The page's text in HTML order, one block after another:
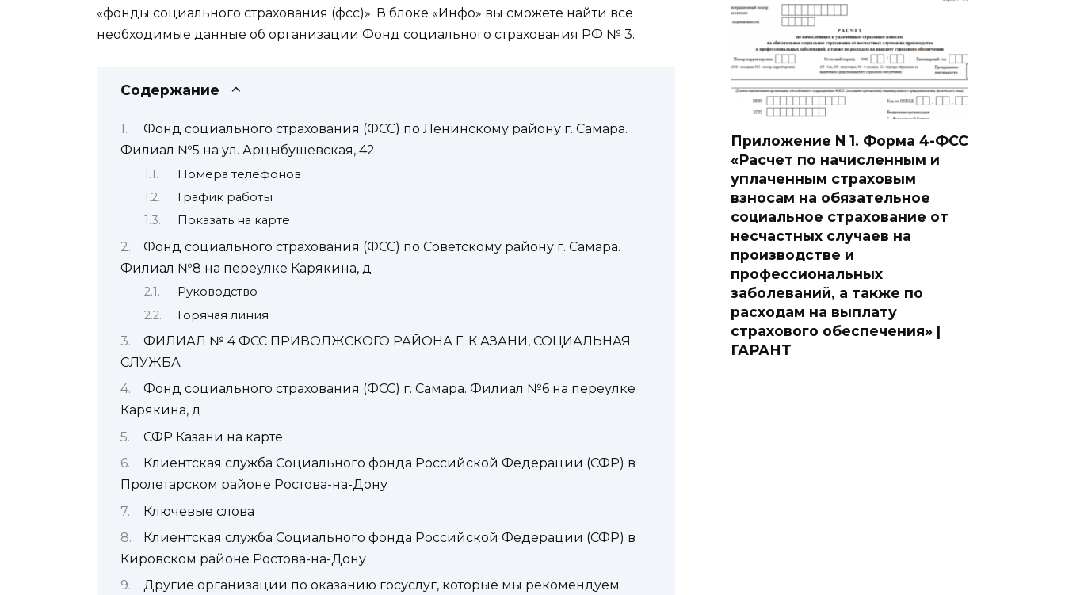
«фонды социального страхования (фсс)». В блоке «Инфо» вы сможете найти все
необходимые данные об организации Фонд социального страхования РФ № 3.
Содержание
Фонд социального страхования (ФСС) по Ленинскому району г. Самара.
Филиал №5 на ул. Арцыбушевская, 42
Номера телефонов
График работы
Показать на карте
Фонд социального страхования (ФСС) по Советскому району г. Самара.
Филиал №8 на переулке Карякина, д
Руководство
Горячая линия
ФИЛИАЛ № 4 ФСС ПРИВОЛЖСКОГО РАЙОНА Г. К АЗАНИ, СОЦИАЛЬНАЯ
СЛУЖБА
Фонд социального страхования (ФСС) г. Самара. Филиал №6 на переулке
Карякина, д
СФР Казани на карте
Клиентская служба Социального фонда Российской Федерации (СФР) в
Пролетарском районе Ростова-на-Дону
Ключевые слова
Клиентская служба Социального фонда Российской Федерации (СФР) в
Кировском районе Ростова-на-Дону
Другие организации по оказанию госуслуг, которые мы рекомендуем
Приложение N 1. Форма 4-ФСС
«Расчет по начисленным и
уплаченным страховым
взносам на обязательное
социальное страхование от
несчастных случаев на
производстве и
профессиональных
заболеваний, а также по
расходам на выплату
страхового обеспечения» |
ГАРАНТ